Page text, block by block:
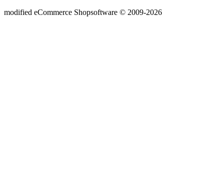
modified eCommerce Shopsoftware © 2009-2026